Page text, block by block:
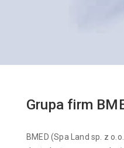
Grupa firm
BMED (Spa Land sp. z